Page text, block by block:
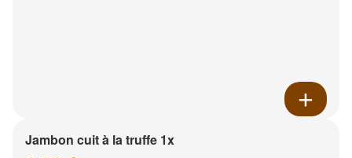
Jambon cuit à la truffe 1x